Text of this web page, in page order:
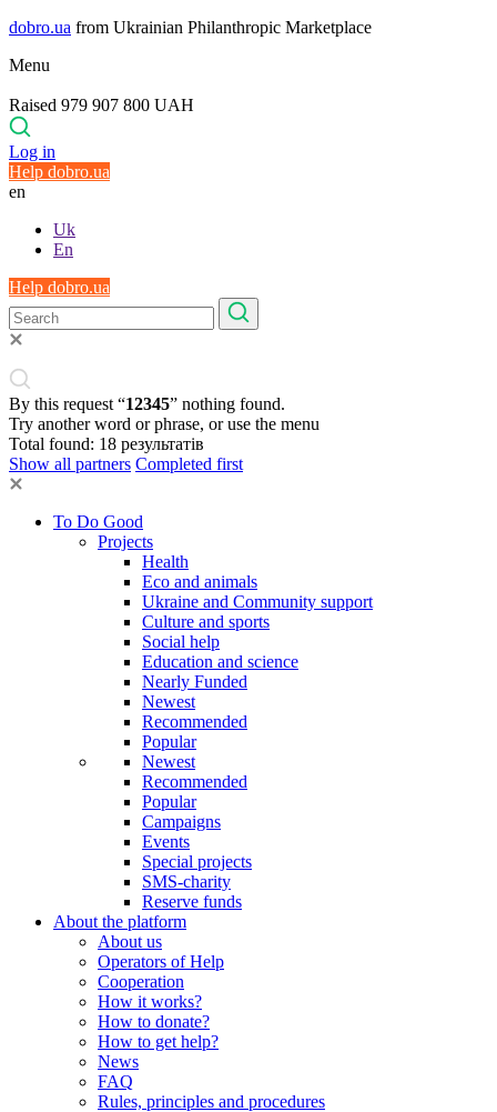
dobro.ua from Ukrainian Philanthropic Marketplace
Menu
Raised 979 907 800 UAH
Log in
Help dobro.ua
en
Uk
En
Help dobro.ua
By this request “12345” nothing found.
Try another word or phrase, or use the menu
Total found: 18 результатів
Show all partners Completed first
To Do Good
Projects
Health
Eco and animals
Ukraine and Community support
Culture and sports
Social help
Education and science
Nearly Funded
Newest
Recommended
Popular
Newest
Recommended
Popular
Campaigns
Events
Special projects
SMS-charity
Reserve funds
About the platform
About us
Operators of Help
Cooperation
How it works?
How to donate?
How to get help?
News
FAQ
Rules, principles and procedures